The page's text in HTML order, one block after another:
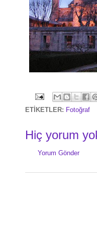
ETİKETLER: Fotoğraf
Hiç yorum
Yorum Gönder